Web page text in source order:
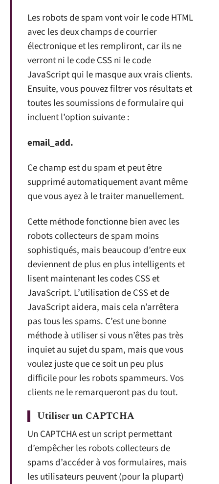
Les robots de spam vont voir le code HTML
avec les deux champs de courrier
électronique et les rempliront, car ils ne
verront ni le code CSS ni le code
JavaScript qui le masque aux vrais clients.
Ensuite, vous pouvez filtrer vos résultats et
toutes les soumissions de formulaire qui
incluent l’option suivante :
email_add.
Ce champ est du spam et peut être
supprimé automatiquement avant même
que vous ayez à le traiter manuellement.
Cette méthode fonctionne bien avec les
robots collecteurs de spam moins
sophistiqués, mais beaucoup d’entre eux
deviennent de plus en plus intelligents et
lisent maintenant les codes CSS et
JavaScript. L’utilisation de CSS et de
JavaScript aidera, mais cela n’arrêtera
pas tous les spams. C’est une bonne
méthode à utiliser si vous n’êtes pas très
inquiet au sujet du spam, mais que vous
voulez juste que ce soit un peu plus
difficile pour les robots spammeurs. Vos
clients ne le remarqueront pas du tout.
Utiliser un CAPTCHA
Un CAPTCHA est un script permettant
d’empêcher les robots collecteurs de
spams d’accéder à vos formulaires, mais
les utilisateurs peuvent (pour la plupart)